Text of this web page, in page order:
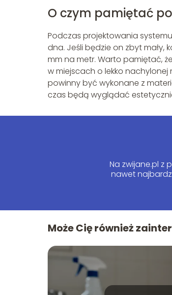
O czym pamiętać
Podczas projektowania
dna. Jeśli będzie on zbyt mały,
mm na metr. Warto pamiętać,
w miejscach o lekko nachylonej
powinny być wykonane z
czas będą wyglądać
Na zwijane.pl z
nawet
Może Cię również